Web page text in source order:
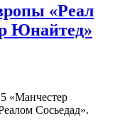
«Реал
Юнайтед»
«Манчестер
Сосьедад».